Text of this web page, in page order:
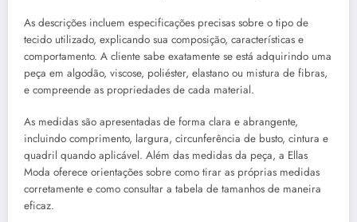
As descrições incluem especificações precisas sobre o tipo de
tecido utilizado, explicando sua composição, características e
comportamento. A cliente sabe exatamente se está adquirindo uma
peça em algodão, viscose, poliéster, elastano ou mistura de fibras,
e compreende as propriedades de cada material.
As medidas são apresentadas de forma clara e abrangente,
incluindo comprimento, largura, circunferência de busto, cintura e
quadril quando aplicável. Além das medidas da peça, a Ellas
Moda oferece orientações sobre como tirar as próprias medidas
corretamente e como consultar a tabela de tamanhos de maneira
eficaz.